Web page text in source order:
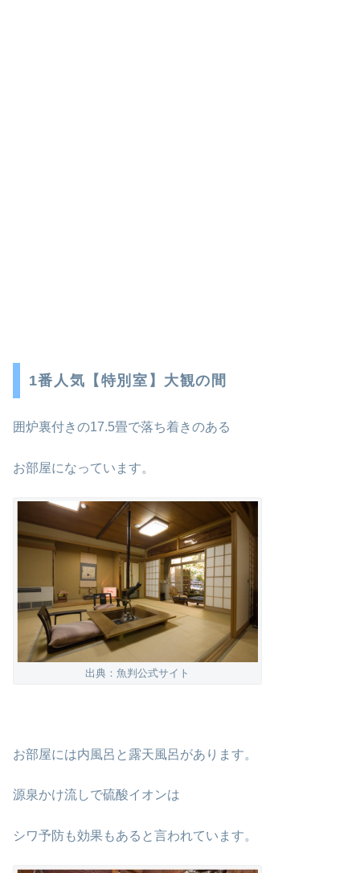
1番人気【特別室】大観の間
囲炉裏付きの17.5畳で落ち着きのある
お部屋になっています。
出典：魚判公式サイト
お部屋には内風呂と露天風呂があります。
源泉かけ流しで硫酸イオンは
シワ予防も効果もあると言われています。